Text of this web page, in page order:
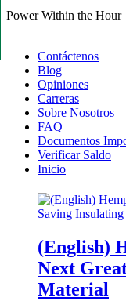
Power Within the Hour
Contáctenos
Blog
Opiniones
Carreras
Sobre Nosotros
FAQ
Documentos
Verificar Saldo
Inicio
(English)
Next
Material